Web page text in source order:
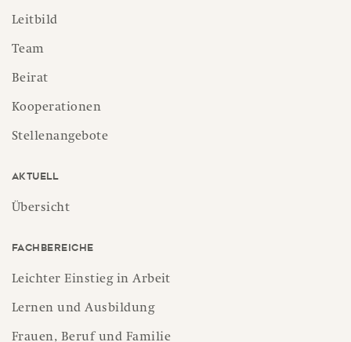
Leitbild
Team
Beirat
Kooperationen
Stellenangebote
Aktuell
Übersicht
Fachbereiche
Leichter Einstieg in Arbeit
Lernen und Ausbildung
Frauen, Beruf und Familie